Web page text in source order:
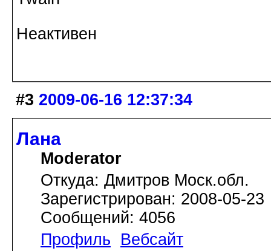
Неактивен
#3 2009-06-16 12:37:34
Лана
Moderator
Откуда: Дмитров Моск.обл.
Зарегистрирован: 2008-05-23
Сообщений: 4056
Профиль
Вебсайт